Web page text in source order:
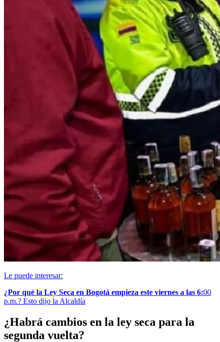
Le puede interesar:
¿Por qué la Ley Seca en Bogotá empieza este viernes a las 6:00
p.m.? Esto dijo la Alcaldía
¿Habrá cambios en la ley seca para la
segunda vuelta?